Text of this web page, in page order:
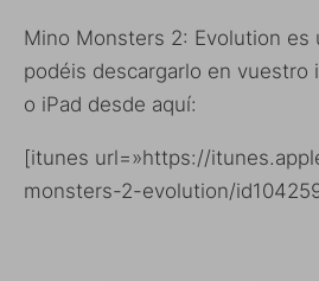
Mino Monsters 2: Evolution es
podéis descargarlo en vuestro
o iPad desde aquí:
[itunes url=»https://
monsters-2-evolution/